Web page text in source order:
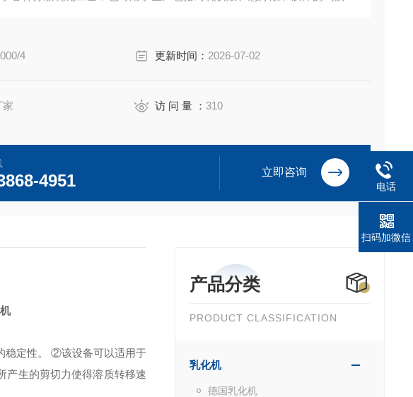
。 4 更新时间： 2026-07-02
家 访 问 量 ：310
4951 立即咨询
产品分类
PRODUCT CLASSIFICATION
乳化机
德国乳化机
定性。
②该设备可以适用于
生的剪切力使得溶质转移速
电话
扫码加微信